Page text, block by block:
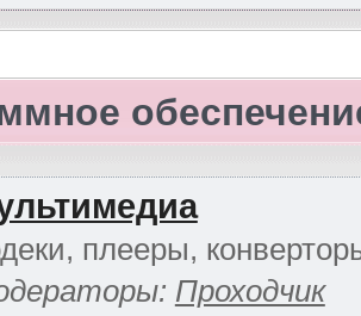
плееры,
Проходчик